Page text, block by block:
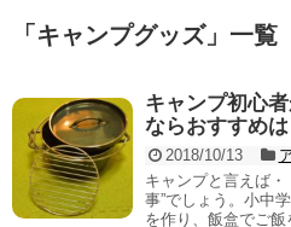
「 キャンプグッズ」 一覧
キャンプ初心
ならおすすめは
2018/10/13
キャンプと言えば・
事”でしょう。小中
を作り、飯盒でご飯